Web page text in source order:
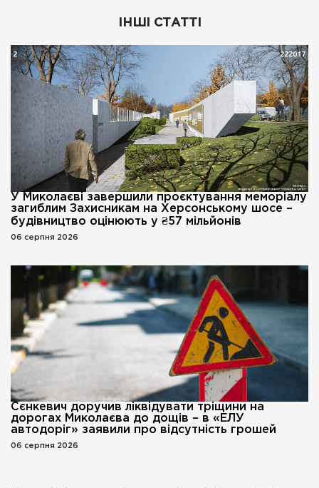
ІНШІ СТАТТІ
У Миколаєві завершили проєктування меморіалу
загиблим Захисникам на Херсонському шосе –
будівництво оцінюють у ₴57 мільйонів
06 серпня 2026
Сєнкевич доручив ліквідувати тріщини на
дорогах Миколаєва до дощів – в «ЕЛУ
автодоріг» заявили про відсутність грошей
06 серпня 2026